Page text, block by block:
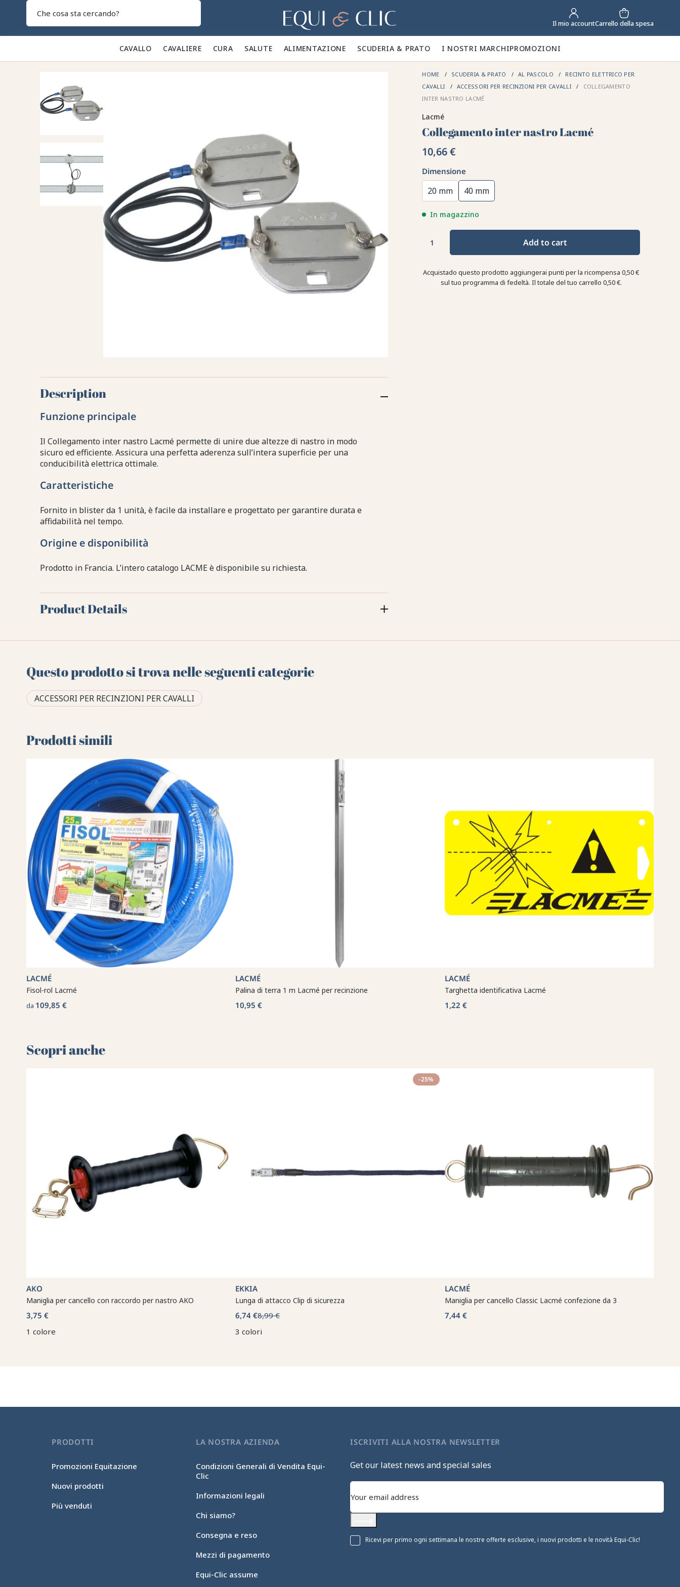
Casa Il mio accountCarrello della spesa
CAVALLO 🐎 CAVALIERE 👕 CURA 🪮 SALUTE ✨ ALIMENTAZIONE 🥕 SCUDERIA & PRATO 🍃 I NOSTRI MARCHIPROMOZIONI
HOME SCUDERIA & PRATO AL PASCOLO
RECINTO ELETTRICO PER
CAVALLI
ACCESSORI PER RECINZIONI PER CAVALLI
COLLEGAMENTO
INTER NASTRO LACMÉ
Lacmé
Collegamento inter nastro Lacmé
10,66 €
Dimensione
20 mm 40 mm
In magazzino
Add to cart
Acquistado questo prodotto aggiungerai punti per la ricompensa0,50 €
sul tuo programma di fedeltà. Il totale del tuo carrello 0,50 €.
Description
Funzione principale
Il Collegamento inter nastro Lacmé permette di unire due altezze di nastro in modo
sicuro ed efficiente. Assicura una perfetta aderenza sull’intera superficie per una
conducibilità elettrica ottimale.
Caratteristiche
Fornito in blister da 1 unità, è facile da installare e progettato per garantire durata e
affidabilità nel tempo.
Origine e disponibilità
Prodotto in Francia. L’intero catalogo LACME è disponibile su richiesta.
Product Details
Questo prodotto si trova nelle seguenti categorie
ACCESSORI PER RECINZIONI PER CAVALLI
Prodotti simili
LACMÉ
Fisol-rol Lacmé
da 109,85 €
LACMÉ
Palina di terra 1 m Lacmé per recinzione
10,95 €
LACMÉ
Targhetta identificativa Lacmé
1,22 €
Scopri anche 🌻
AKO
Maniglia per cancello con raccordo per nastro AKO
3,75 €
1 colore
-25%
EKKIA
Lunga di attacco Clip di sicurezza
6,74 €8,99 €
3 colori
LACMÉ
Maniglia per cancello Classic Lacmé confezione da 3
7,44 €
PRODOTTI
Promozioni Equitazione
Nuovi prodotti
Più venduti
LA NOSTRA AZIENDA
Condizioni Generali di Vendita Equi-
Clic
Informazioni legali
Chi siamo?
Consegna e reso
Mezzi di pagamento
Equi-Clic assume
ISCRIVITI ALLA NOSTRA NEWSLETTER
Get our latest news and special sales
Ricevi per primo ogni settimana le nostre offerte esclusive, i nuovi prodotti e le novità Equi-Clic!